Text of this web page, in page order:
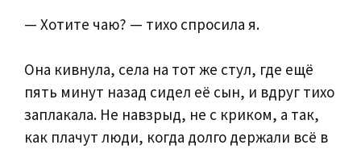
— Хотите чаю? — тихо спросила я.
Она кивнула, села на тот же стул, где ещё
пять минут назад сидел её сын, и вдруг тихо
заплакала. Не навзрыд, не с криком, а так,
как плачут люди, когда долго держали всё в